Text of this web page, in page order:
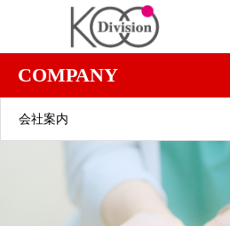
COMPANY
会社案内